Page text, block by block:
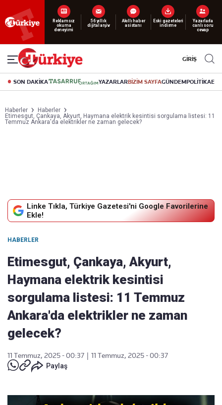
Reklamsız
okuma
deneyimi
56 yıllık
dijital arşiv
Akıllı haber
asistanı
Eski gazeteleri
indirme
Yazarlarla
canlı soru
cevap
GİRİŞ
SON DAKİKA YAZARLARBİZİM SAYFAGÜNDEMPOLİTİKA
Haberler
Haberler
Etimesgut, Çankaya, Akyurt, Haymana elektrik kesintisi sorgulama listesi: 11
Temmuz Ankara'da elektrikler ne zaman gelecek?
Linke Tıkla, Türkiye Gazetesi'ni Google Favorilerine
Ekle!
HABERLER
Etimesgut, Çankaya, Akyurt,
Haymana elektrik kesintisi
sorgulama listesi: 11 Temmuz
Ankara'da elektrikler ne zaman
gelecek?
11 Temmuz, 2025 - 00:37
11 Temmuz, 2025 - 00:37
Paylaş